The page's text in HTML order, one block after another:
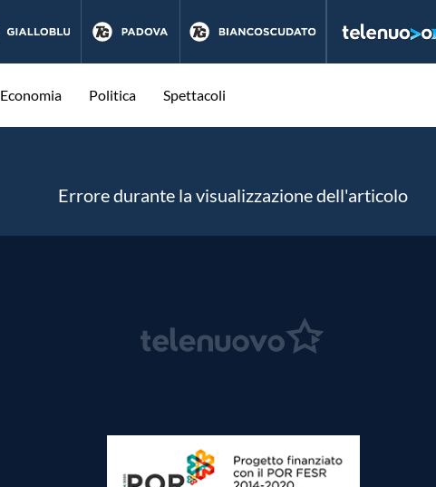
Economia Politica Spettacoli
Errore durante la visualizzazione dell'articolo